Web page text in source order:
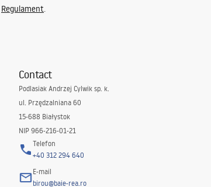
Regulament.
Contact
Podlasiak Andrzej Cylwik sp. k.
ul. Przędzalniana 60
15-688 Białystok
NIP 966-216-01-21
Telefon
+40 312 294 640
E-mail
birou@baie-rea.ro